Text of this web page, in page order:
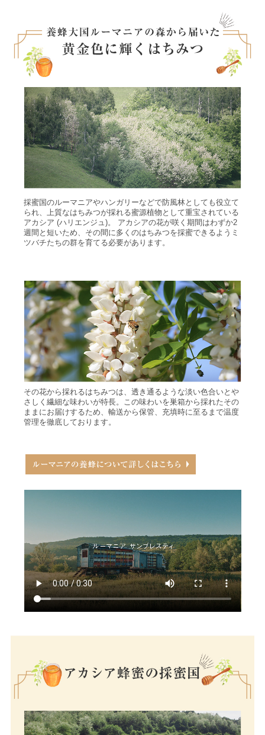
採蜜国のルーマニアやハンガリーなどで防風林としても役立て
られ、上質なはちみつが採れる蜜源植物として重宝されている
アカシア (ハリエンジュ)。 アカシアの花が咲く期間はわずか2
週間と短いため、その間に多くのはちみつを採蜜できるようミ
ツバチたちの群を育てる必要があります。
その花から採れるはちみつは、透き通るような淡い色合いとや
さしく繊細な味わいが特長。この味わいを巣箱から採れたその
ままにお届けするため、輸送から保管、充填時に至るまで温度
管理を徹底しております。